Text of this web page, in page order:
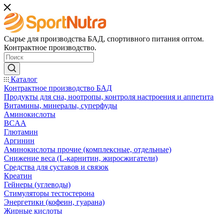
Сырье для производства БАД, спортивного питания оптом.
Контрактное производство.
Каталог
Контрактное производство БАД
Продукты для сна, ноотропы, контроля настроения и аппетита
Витамины, минералы, суперфуды
Аминокислоты
BCAA
Глютамин
Аргинин
Аминокислоты прочие (комплексные, отдельные)
Снижение веса (L-карнитин, жиросжигатели)
Средства для суставов и связок
Креатин
Гейнеры (углеводы)
Стимуляторы тестостерона
Энергетики (кофеин, гуарана)
Жирные кислоты